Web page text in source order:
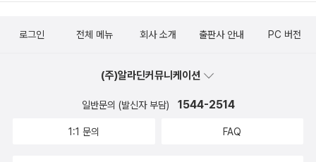
로그인 전체 메뉴 회사 소개 출판사 안내 PC 버전
(주)알라딘커뮤니케이션
일반문의 (발신자 부담) 1544-2514
1:1 문의 FAQ